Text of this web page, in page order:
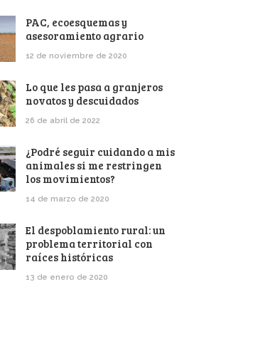
PAC, ecoesquemas y
asesoramiento agrario
12 de noviembre de 2020
Lo que les pasa a granjeros
novatos y descuidados
26 de abril de 2022
¿Podré seguir cuidando a mis
animales si me restringen
los movimientos?
14 de marzo de 2020
El despoblamiento rural: un
problema territorial con
raíces históricas
13 de enero de 2020